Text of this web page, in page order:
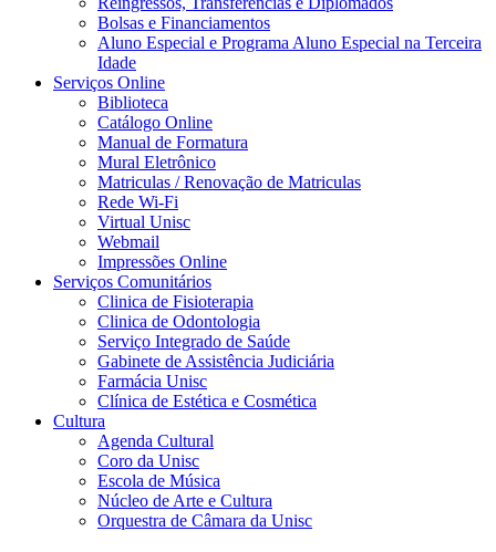
Bolsas e Financiamentos
Aluno Especial e Programa Aluno Especial na Terceira
Idade
Serviços Online
Biblioteca
Catálogo Online
Manual de Formatura
Mural Eletrônico
Matriculas / Renovação de Matriculas
Rede Wi-Fi
Virtual Unisc
Webmail
Impressões Online
Serviços Comunitários
Clinica de Fisioterapia
Clinica de Odontologia
Serviço Integrado de Saúde
Gabinete de Assistência Judiciária
Farmácia Unisc
Clínica de Estética e Cosmética
Cultura
Agenda Cultural
Coro da Unisc
Escola de Música
Núcleo de Arte e Cultura
Orquestra de Câmara da Unisc